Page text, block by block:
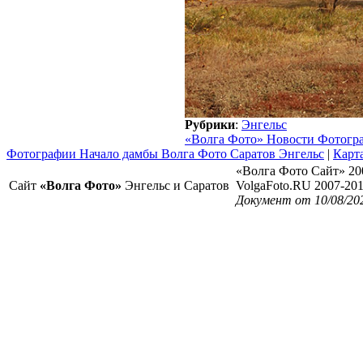
Рубрики: Энгельс
«Волга Фото» Новости
Фотографии Начало дамбы Волга Фото Саратов Энгельс |
Сайт «Волга Фото» Энгельс и Саратов
«Волга Фото Сайт»
VolgaFoto.RU 2007-
Документ от 10/08/